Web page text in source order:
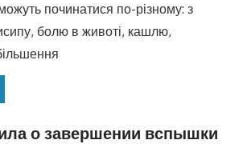
починатися по-різному: з
болю в животі, кашлю,
о завершении вспышки